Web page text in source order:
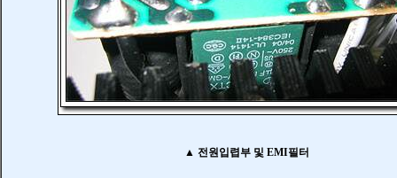
▲ 전원입렵부 및 EMI필터